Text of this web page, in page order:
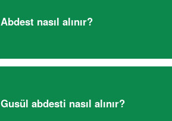
Abdest nasıl alınır?
Gusül abdesti nasıl alınır?